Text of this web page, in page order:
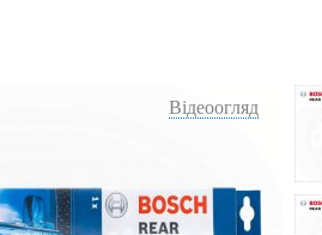
Відеоогляд